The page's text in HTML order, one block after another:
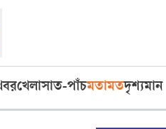
খেলাসাত-পাঁচমতামতদৃশ্যমান